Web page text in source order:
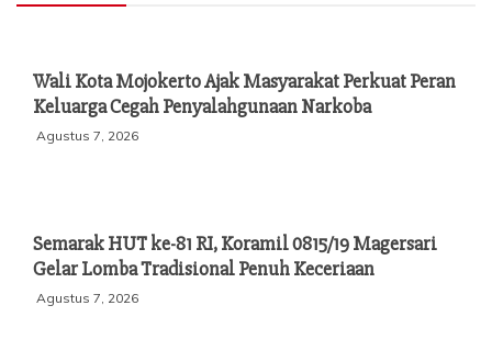
Wali Kota Mojokerto Ajak Masyarakat Perkuat Peran
Keluarga Cegah Penyalahgunaan Narkoba
Agustus 7, 2026
Semarak HUT ke-81 RI, Koramil 0815/19 Magersari
Gelar Lomba Tradisional Penuh Keceriaan
Agustus 7, 2026